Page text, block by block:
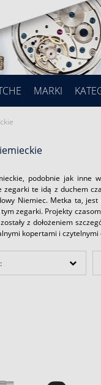
MARKI
podobnie jak inne
zegarki te idą z duchem
Niemiec. Metka ta,
zegarki. Projekty
z dołożeniem
kopertami i